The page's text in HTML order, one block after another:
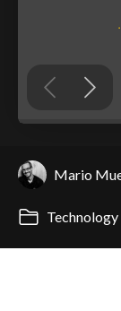
Mario
Technology